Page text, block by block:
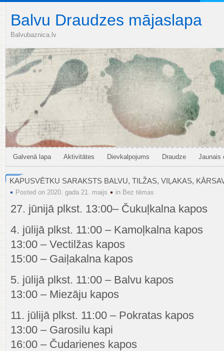
Balvu Draudzes mājaslapa
Balvubaznica.lv
Galvenā lapa Aktivitātes Dievkalpojums Draudze Jaunais
KAPUSVĒTKU SARAKSTS BALVU, TILŽAS, VIĻAKAS,
Posted on 2020. gada 21. maijs in Bez tēmas
27. jūnijā plkst. 13:00– Čukuļkalna kapos
4. jūlijā plkst. 11:00 – Kamoļkalna kapos
13:00 – Vectilžas kapos
15:00 – Gaiļakalna kapos
5. jūlijā plkst. 11:00 – Balvu kapos
13:00 – Miezāju kapos
11. jūlijā plkst. 11:00 – Pokratas kapos
13:00 – Garosilu kapi
16:00 – Čudarienes kapos